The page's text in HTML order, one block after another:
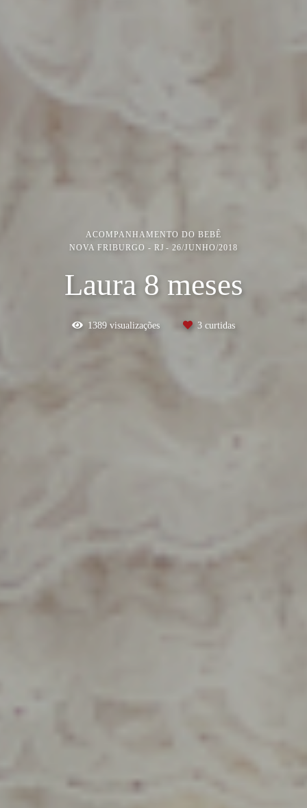
ACOMPANHAMENTO DO BEBÊ
NOVA FRIBURGO - RJ
26/JUNHO/2018
Laura 8 meses
1389 visualizações 3 curtidas